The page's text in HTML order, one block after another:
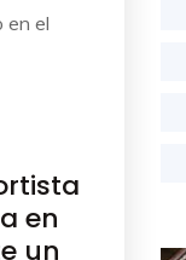
en el
en
un